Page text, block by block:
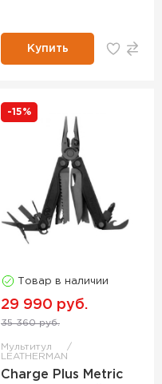
Купить
-15%
Товар в наличии
29 990 руб.
35 360 руб.
Мультитул
LEATHERMAN
Charge Plus Metric